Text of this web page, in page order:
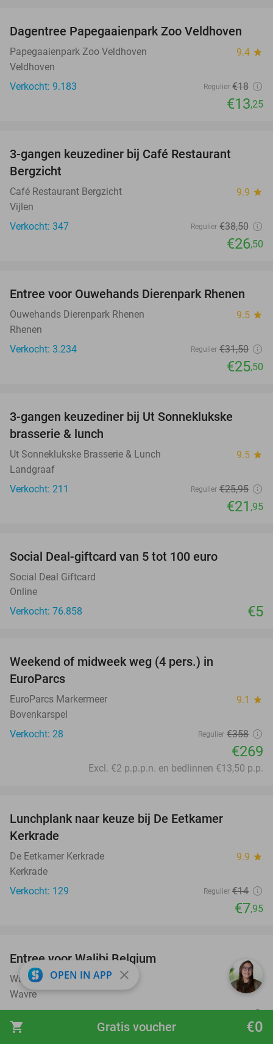
shopping_cart €0
Gratis voucher
26%
Dagentree Papegaaienpark Zoo Veldhoven
Papegaaienpark Zoo Veldhoven 9.4 star
Veldhoven
Verkocht: 9.183
Regulier €18
€13,25
3-gangen keuzediner bij Café Restaurant
Bergzicht
Café Restaurant Bergzicht 9.9 star
Vijlen
Verkocht: 347
Regulier €38,50
€26,50
19%
Entree voor Ouwehands Dierenpark Rhenen
Ouwehands Dierenpark Rhenen 9.5 star
Rhenen
Verkocht: 3.234
Regulier €31,50
€25,50
3-gangen keuzediner bij Ut Sonneklukske
brasserie & lunch
Ut Sonneklukske Brasserie & Lunch 9.5 star
Landgraaf
Verkocht: 211
Regulier €25,95
€21 ,95
Social Deal-giftcard van 5 tot 100 euro
Social Deal Giftcard
Online
Verkocht: 76.858
€5
Weekend of midweek weg (4 pers.) in
EuroParcs
EuroParcs Markermeer 9.1 star
Bovenkarspel
Verkocht: 28
Regulier €358
€269
Excl. €2 p.p.p.n. en bedlinnen €13,50 p.p.
Lunchplank naar keuze bij De Eetkamer
Kerkrade
De Eetkamer Kerkrade 9.9 star
Kerkrade
Verkocht: 129
Regulier €14
€7,95
35%
Entree voor Walibi Belgium
Walibi Belgium 9.4star
Wavre
Verkocht: 3.735
€57
€37
OPEN IN APP close